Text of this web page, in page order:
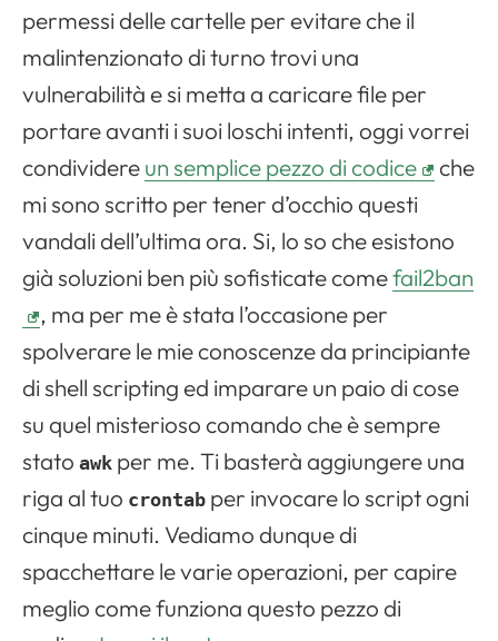
permessi delle cartelle per evitare che il
malintenzionato di turno trovi una
vulnerabilità e si metta a caricare file per
portare avanti i suoi loschi intenti, oggi vorrei
condividereun semplice pezzo di codice
che
mi sono scritto per tener d’occhio questi
vandali dell’ultima ora. Si, lo so che esistono
già soluzioni ben più sofisticate comefail2ban
, ma per me è stata l’occasione per
spolverare le mie conoscenze da principiante
di shell scripting ed imparare un paio di cose
su quel misterioso comando che è sempre
stato awk per me. Ti basterà aggiungere una
riga al tuo crontab per invocare lo script ogni
cinque minuti. Vediamo dunque di
spacchettare le varie operazioni, per capire
meglio come funziona questo pezzo di